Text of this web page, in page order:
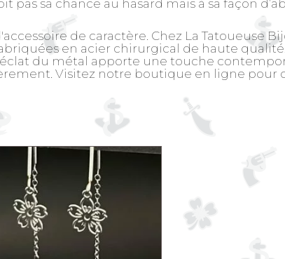
sa chance au hasard mais à sa façon
de caractère. Chez La Tatoueuse
en acier chirurgical de haute
du métal apporte une touche
Visitez notre boutique en ligne pour